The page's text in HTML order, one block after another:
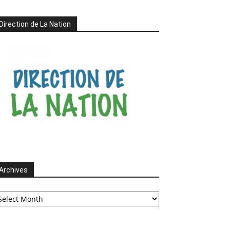
de La Nation